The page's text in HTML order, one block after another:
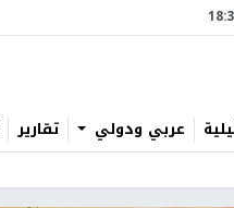
عربي ودولي تقارير